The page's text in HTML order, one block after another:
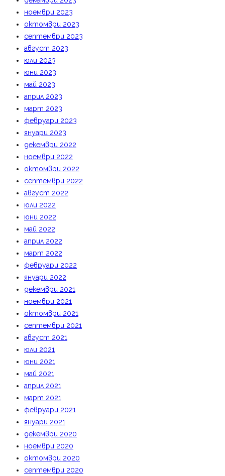
ноември 2023
октомври 2023
септември 2023
август 2023
юли 2023
юни 2023
май 2023
април 2023
март 2023
февруари 2023
януари 2023
декември 2022
ноември 2022
октомври 2022
септември 2022
август 2022
юли 2022
юни 2022
май 2022
април 2022
март 2022
февруари 2022
януари 2022
декември 2021
ноември 2021
октомври 2021
септември 2021
август 2021
юли 2021
юни 2021
май 2021
април 2021
март 2021
февруари 2021
януари 2021
декември 2020
ноември 2020
октомври 2020
септември 2020